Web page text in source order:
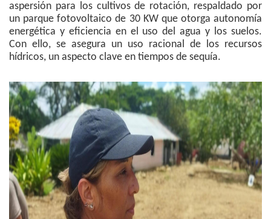
aspersión para los cultivos de rotación, respaldado por
un parque fotovoltaico de 30 KW que otorga autonomía
energética y eficiencia en el uso del agua y los suelos.
Con ello, se asegura un uso racional de los recursos
hídricos, un aspecto clave en tiempos de sequía.